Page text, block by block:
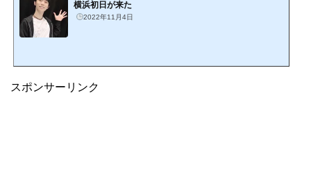
横浜初日が来た
2022年11月4日
スポンサーリンク